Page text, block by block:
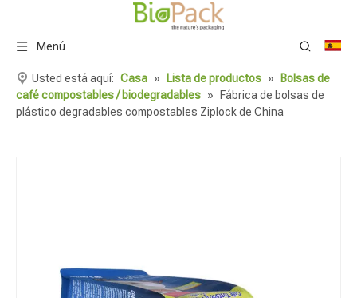
Menú
Usted está aquí: Casa » Lista de productos »
Bolsas de
café compostables / biodegradables »
Fábrica de bolsas de
plástico degradables compostables Ziplock de China